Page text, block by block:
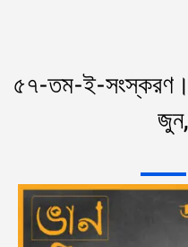
৫৭-তম-ই-